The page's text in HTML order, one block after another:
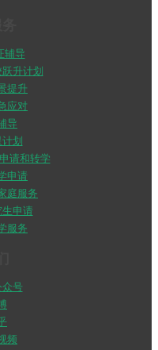
辅导
升计划
提升
应对
导
划
请和转学
申请
庭服务
生申请
服务
众号
频